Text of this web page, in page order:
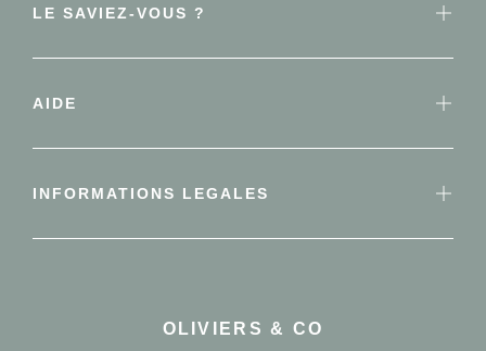
LE SAVIEZ-VOUS ?
AIDE
INFORMATIONS LEGALES
OLIVIERS & CO